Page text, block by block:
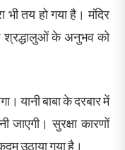
भी तय हो गया है। मंदिर
श्रद्धालुओं के अनुभव को
यानी बाबा के दरबार में
जाएगी। सुरक्षा कारणों
उठाया गया है।